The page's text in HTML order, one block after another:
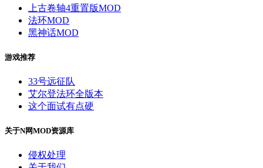
上古卷轴4重置版MOD
法环MOD
黑神话MOD
游戏推荐
33号远征队
艾尔登法环全版本
这个面试有点硬
关于N网MOD资源库
侵权处理